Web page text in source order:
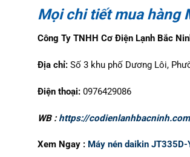
Mọi chi tiết mua hàng
Công Ty TNHH Cơ Điện Lạnh Bắc
Địa chỉ: Số 3 khu phố Dương Lôi,
Điện thoại: 0976429086
WB :https://
Xem Ngay : Máy nén daikin JT335D-